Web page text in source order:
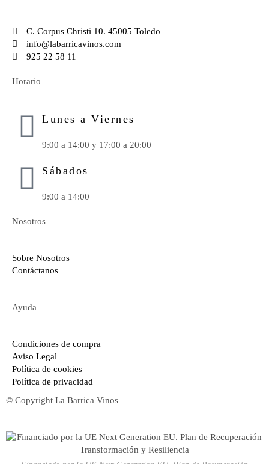
C. Corpus Christi 10. 45005 Toledo
info@labarricavinos.com
925 22 58 11
Horario
Lunes a Viernes
9:00 a 14:00 y 17:00 a 20:00
Sábados
9:00 a 14:00
Nosotros
Sobre Nosotros
Contáctanos
Ayuda
Condiciones de compra
Aviso Legal
Política de cookies
Política de privacidad
© Copyright La Barrica Vinos